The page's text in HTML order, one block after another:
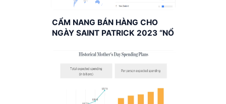
CẨM NANG BÁN HÀNG CHO
NGÀY SAINT PATRICK 2023 “NỔ